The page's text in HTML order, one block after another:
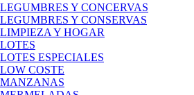
LEGUMBRES Y CONCERVAS
LEGUMBRES Y CONSERVAS
LIMPIEZA Y HOGAR
LOTES
LOTES ESPECIALES
LOW COSTE
MANZANAS